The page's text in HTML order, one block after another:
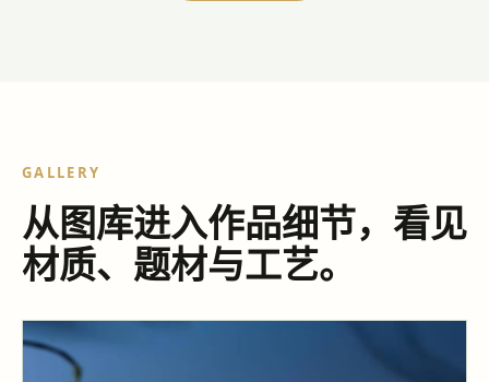
GALLERY
从图库进入作品细节，看见
材质、题材与工艺。